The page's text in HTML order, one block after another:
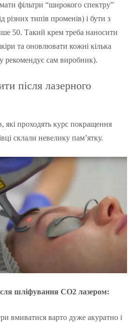
фільтри “широкого спектру”
різних типів променів) і бути з
50. Такий крем треба наносити
та оновлювати кожні кілька
рекомендує сам виробник).
після лазерного
які проходять курс покращення
склали невелику пам’ятку.
шліфування СО2 лазером:
вмиватися варто дуже акуратно і